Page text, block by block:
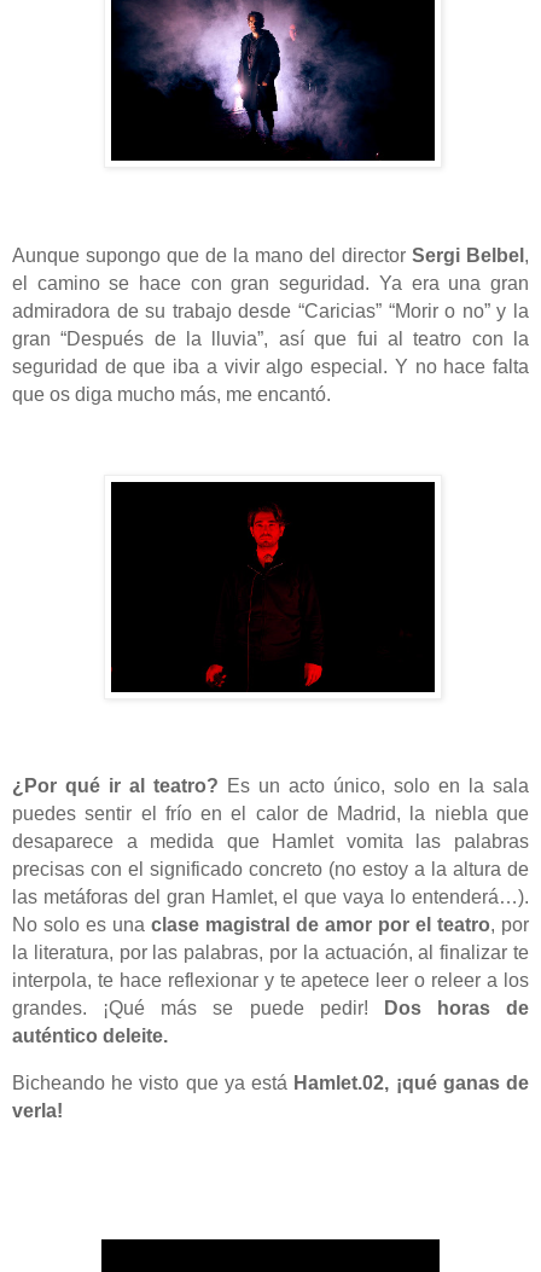
Aunque supongo que de la mano del director Sergi Belbel ,
el camino se hace con gran seguridad. Ya era una gran
admiradora de su trabajo desde “Caricias” “Morir o no” y la
gran “Después de la lluvia”, así que fui al teatro con la
seguridad de que iba a vivir algo especial. Y no hace falta
que os diga mucho más, me encantó.
¿Por qué ir al teatro? Es un acto único, solo en la sala
puedes sentir el frío en el calor de Madrid, la niebla que
desaparece a medida que Hamlet vomita las palabras
precisas con el significado concreto (no estoy a la altura de
las metáforas del gran Hamlet, el que vaya lo entenderá…).
No solo es una clase magistral de amor por el teatro, por
la literatura, por las palabras, por la actuación, al finalizar te
interpola, te hace reflexionar y te apetece leer o releer a los
grandes. ¡Qué más se puede pedir!
Dos horas de
auténtico deleite.
Bicheando he visto que ya está Hamlet.02, ¡qué ganas de
verla!